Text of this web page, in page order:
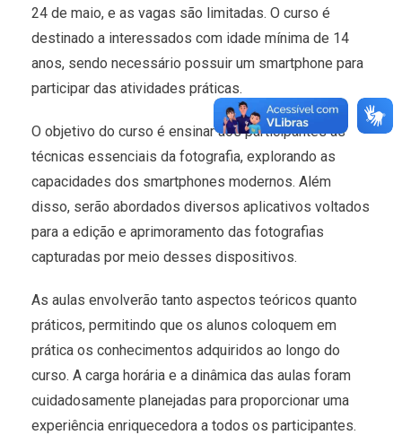
24 de maio, e as vagas são limitadas. O curso é
destinado a interessados com idade mínima de 14
anos, sendo necessário possuir um smartphone para
participar das atividades práticas.
O objetivo do curso é ensinar aos participantes as
técnicas essenciais da fotografia, explorando as
capacidades dos smartphones modernos. Além
disso, serão abordados diversos aplicativos voltados
para a edição e aprimoramento das fotografias
capturadas por meio desses dispositivos.
As aulas envolverão tanto aspectos teóricos quanto
práticos, permitindo que os alunos coloquem em
prática os conhecimentos adquiridos ao longo do
curso. A carga horária e a dinâmica das aulas foram
cuidadosamente planejadas para proporcionar uma
experiência enriquecedora a todos os participantes.